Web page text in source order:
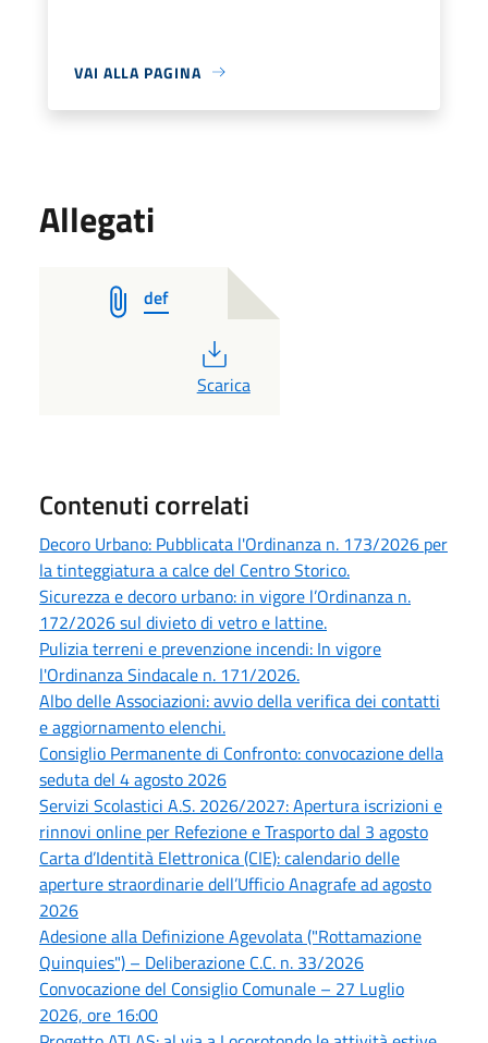
VAI ALLA PAGINA
Allegati
def
PDF
Scarica
Contenuti correlati
Decoro Urbano: Pubblicata l'Ordinanza n. 173/2026 per
la tinteggiatura a calce del Centro Storico.
Sicurezza e decoro urbano: in vigore l’Ordinanza n.
172/2026 sul divieto di vetro e lattine.
Pulizia terreni e prevenzione incendi: In vigore
l'Ordinanza Sindacale n. 171/2026.
Albo delle Associazioni: avvio della verifica dei contatti
e aggiornamento elenchi.
Consiglio Permanente di Confronto: convocazione della
seduta del 4 agosto 2026
Servizi Scolastici A.S. 2026/2027: Apertura iscrizioni e
rinnovi online per Refezione e Trasporto dal 3 agosto
Carta d’Identità Elettronica (CIE): calendario delle
aperture straordinarie dell’Ufficio Anagrafe ad agosto
2026
Adesione alla Definizione Agevolata ("Rottamazione
Quinquies") – Deliberazione C.C. n. 33/2026
Convocazione del Consiglio Comunale – 27 Luglio
2026, ore 16:00